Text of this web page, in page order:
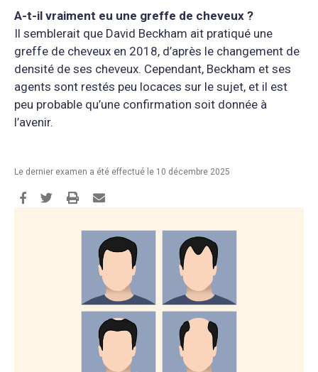
A-t-il vraiment eu une greffe de cheveux ?
Il semblerait que David Beckham ait pratiqué une
greffe de cheveux en 2018, d’après le changement de
densité de ses cheveux. Cependant, Beckham et ses
agents sont restés peu locaces sur le sujet, et il est
peu probable qu’une confirmation soit donnée à
l’avenir.
Le dernier examen a été effectué le 10 décembre 2025